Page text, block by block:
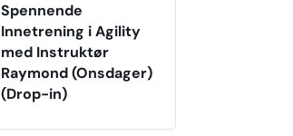
Spennende
Innetrening i Agility
med Instruktør
Raymond (Onsdager)
(Drop-in)